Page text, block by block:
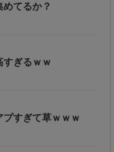
めてるか？
すぎるｗｗ
プすぎて草ｗｗｗ